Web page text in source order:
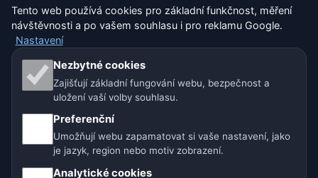
Nastavení
Naše weby o počasí:
🇨🇿 Česko 🇭🇷 Chorvatsko 🇧🇬 Bulharsko
🇩🇪🇦🇹🇨🇭 Německo / Rakousko / Švýcarsko
🌎 Latinská Amerika a Španělsko
Tento web používá cookies pro základní funkčnost, měření
návštěvnosti a po vašem souhlasu i pro reklamu Google.
Nastavení
Nezbytné cookies
Zajišťují základní fungování webu, bezpečnost a
uložení vaší volby souhlasu.
Preferenční
Umožňují webu zapamatovat si vaše nastavení, jako
je jazyk, region nebo motiv zobrazení.
Analytické cookies